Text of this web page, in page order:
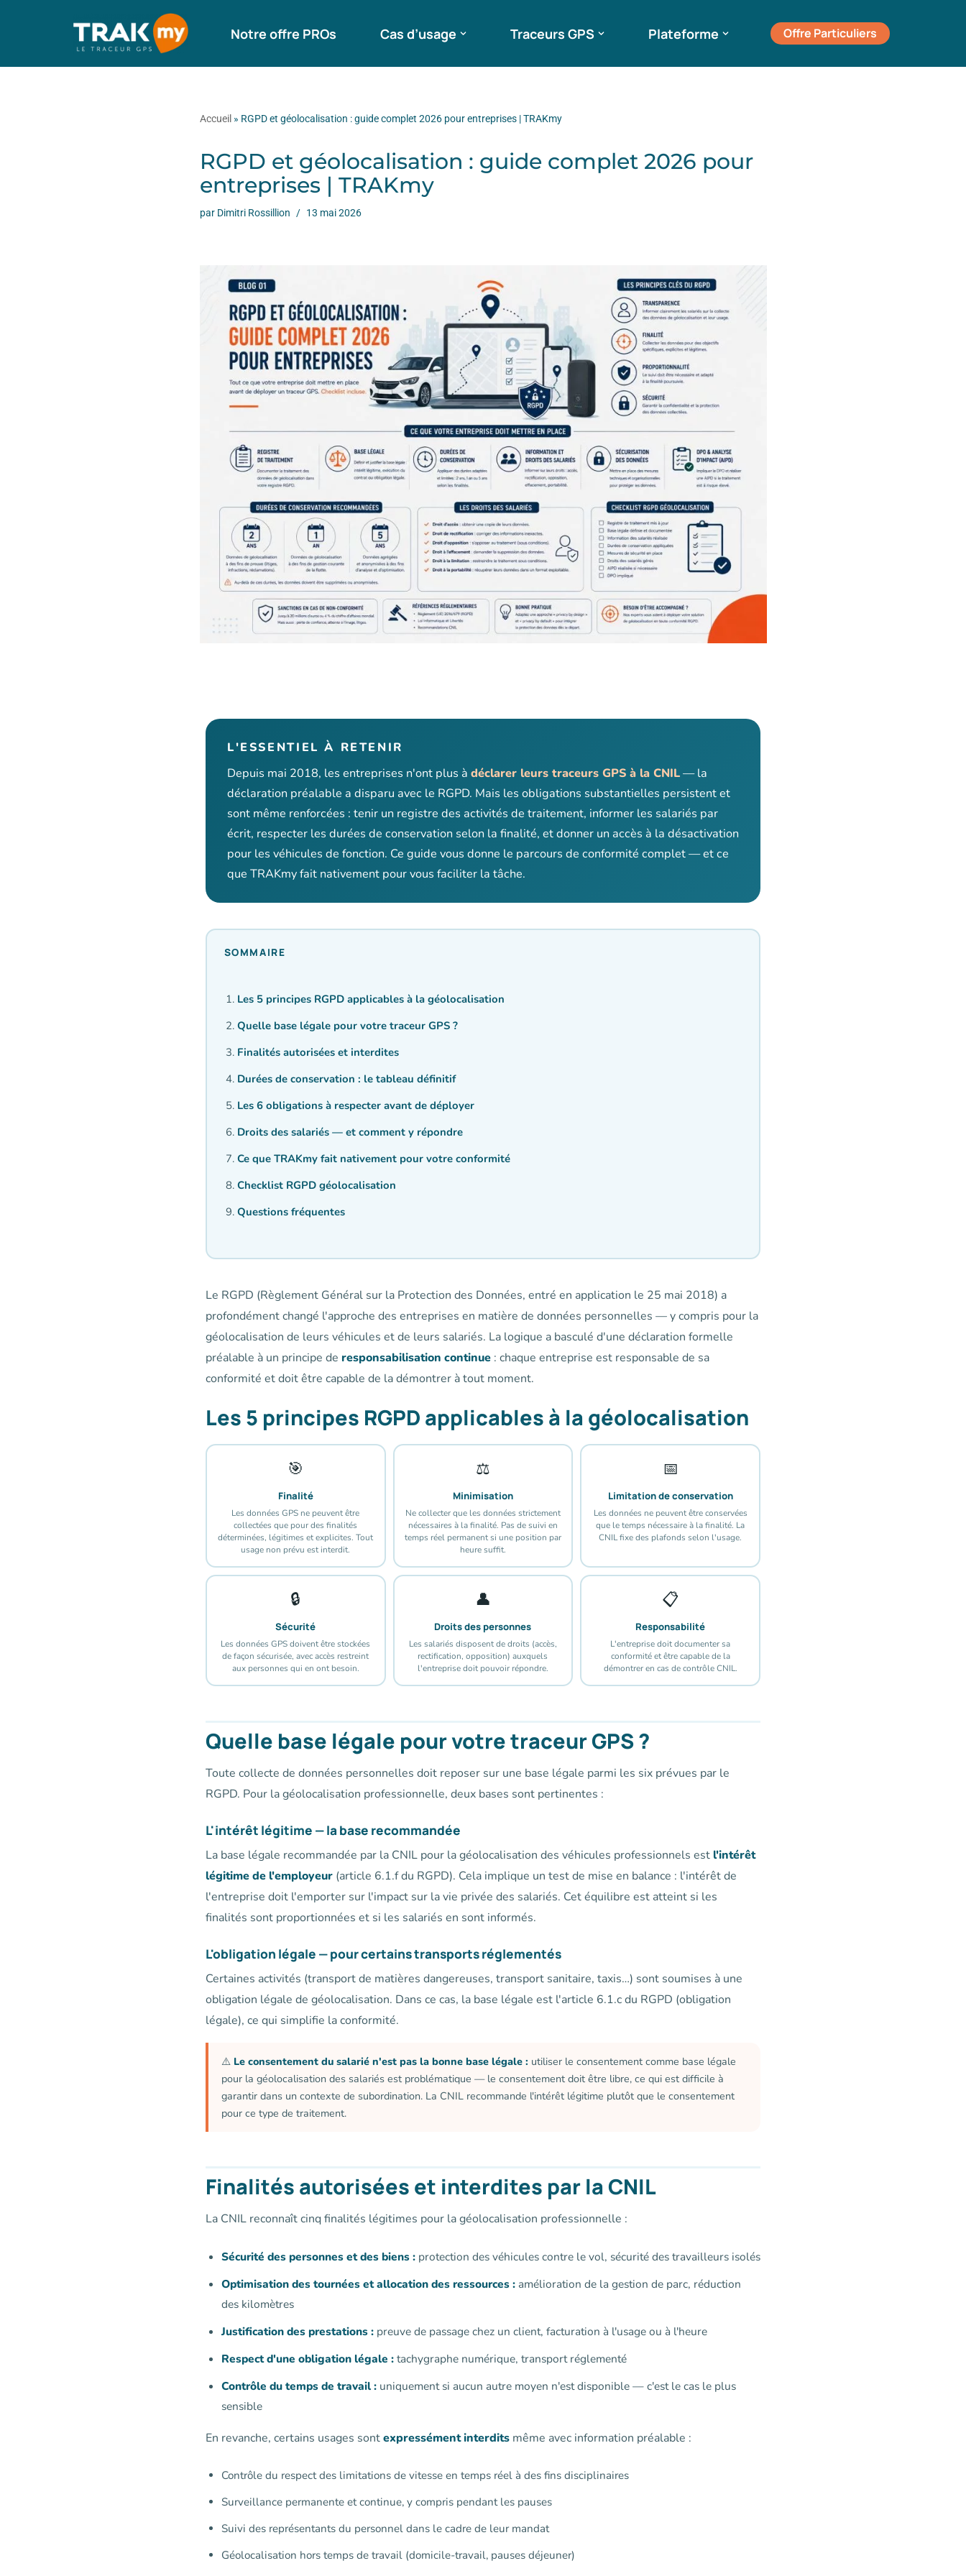
Notre offre PROs Cas d’usage Traceurs GPS Plateforme Offre Particuliers
Accueil » RGPD et géolocalisation : guide complet 2026 pour entreprises | TRAKmy
RGPD et géolocalisation : guide complet 2026 pour
entreprises | TRAKmy
par Dimitri Rossillion 13 mai 2026
L'ESSENTIEL À RETENIR
Depuis mai 2018, les entreprises n'ont plus à déclarer leurs traceurs GPS à la CNIL— la
déclaration préalable a disparu avec le RGPD. Mais les obligations substantielles persistent et
sont même renforcées : tenir un registre des activités de traitement, informer les salariés par
écrit, respecter les durées de conservation selon la finalité, et donner un accès à la désactivation
pour les véhicules de fonction. Ce guide vous donne le parcours de conformité complet — et ce
que TRAKmy fait nativement pour vous faciliter la tâche.
SOMMAIRE
Les 5 principes RGPD applicables à la géolocalisation
Quelle base légale pour votre traceur GPS ?
Finalités autorisées et interdites
Durées de conservation : le tableau définitif
Les 6 obligations à respecter avant de déployer
Droits des salariés — et comment y répondre
Ce que TRAKmy fait nativement pour votre conformité
Checklist RGPD géolocalisation
Questions fréquentes
Le RGPD (Règlement Général sur la Protection des Données, entré en application le 25 mai 2018) a
profondément changé l'approche des entreprises en matière de données personnelles — y compris pour la
géolocalisation de leurs véhicules et de leurs salariés. La logique a basculé d'une déclaration formelle
préalable à un principe de responsabilisation continue : chaque entreprise est responsable de sa
conformité et doit être capable de la démontrer à tout moment.
Les 5 principes RGPD applicables à la géolocalisation
🎯
Finalité
Les données GPS ne peuvent être
collectées que pour des finalités
déterminées, légitimes et explicites. Tout
usage non prévu est interdit.
⚖️
Minimisation
Ne collecter que les données strictement
nécessaires à la finalité. Pas de suivi en
temps réel permanent si une position par
heure suffit.
📅
Limitation de conservation
Les données ne peuvent être conservées
que le temps nécessaire à la finalité. La
CNIL fixe des plafonds selon l'usage.
🔒
Sécurité
Les données GPS doivent être stockées
de façon sécurisée, avec accès restreint
aux personnes qui en ont besoin.
👤
Droits des personnes
Les salariés disposent de droits (accès,
rectification, opposition) auxquels
l'entreprise doit pouvoir répondre.
📋
Responsabilité
L'entreprise doit documenter sa
conformité et être capable de la
démontrer en cas de contrôle CNIL.
Quelle base légale pour votre traceur GPS ?
Toute collecte de données personnelles doit reposer sur une base légale parmi les six prévues par le
RGPD. Pour la géolocalisation professionnelle, deux bases sont pertinentes :
L'intérêt légitime — la base recommandée
La base légale recommandée par la CNIL pour la géolocalisation des véhicules professionnels est l'intérêt
légitime de l'employeur (article 6.1.f du RGPD). Cela implique un test de mise en balance : l'intérêt de
l'entreprise doit l'emporter sur l'impact sur la vie privée des salariés. Cet équilibre est atteint si les
finalités sont proportionnées et si les salariés en sont informés.
L'obligation légale — pour certains transports réglementés
Certaines activités (transport de matières dangereuses, transport sanitaire, taxis…) sont soumises à une
obligation légale de géolocalisation. Dans ce cas, la base légale est l'article 6.1.c du RGPD (obligation
légale), ce qui simplifie la conformité.
⚠️ Le consentement du salarié n'est pas la bonne base légale : utiliser le consentement comme base légale
pour la géolocalisation des salariés est problématique — le consentement doit être libre, ce qui est difficile à
garantir dans un contexte de subordination. La CNIL recommande l'intérêt légitime plutôt que le consentement
pour ce type de traitement.
Finalités autorisées et interdites par la CNIL
La CNIL reconnaît cinq finalités légitimes pour la géolocalisation professionnelle :
Sécurité des personnes et des biens : protection des véhicules contre le vol, sécurité des travailleurs isolés
Optimisation des tournées et allocation des ressources : amélioration de la gestion de parc, réduction
des kilomètres
Justification des prestations : preuve de passage chez un client, facturation à l'usage ou à l'heure
Respect d'une obligation légale :tachygraphe numérique, transport réglementé
Contrôle du temps de travail : uniquement si aucun autre moyen n'est disponible — c'est le cas le plus
sensible
En revanche, certains usages sontexpressément interdits même avec information préalable :
Contrôle du respect des limitations de vitesse en temps réel à des fins disciplinaires
Surveillance permanente et continue, y compris pendant les pauses
Suivi des représentants du personnel dans le cadre de leur mandat
Géolocalisation hors temps de travail (domicile-travail, pauses déjeuner)